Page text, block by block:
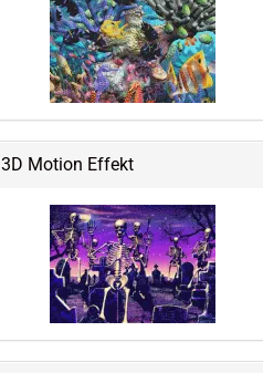
Hunde & Katzen
Vögel & Fliegendes
Wüste & Dschungel-Tiere
weitere Tiermotive
Weltraum & Aliens
Grusliges, Halloween &
Fantastisches
Große Notizbücher mit 3D-Cover
3D Motion Effekt